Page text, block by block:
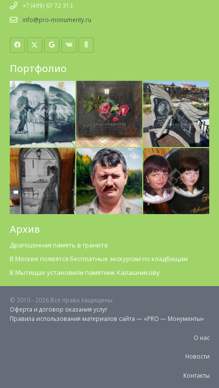
+7 (499) 67 72 313
info@pro-monumenty.ru
Портфолио
Архив
Драгоценная память в граните
В Москве появятся бесплатные экскурсии по кладбищам
В Мытищах установили памятник Калашникову
© 2010 - 2026 Все права защищены.
Оферта и договор оказания услуг
Правила использования материалов cайта — «PRO — Монументы»
О нас
Новости
Контакты